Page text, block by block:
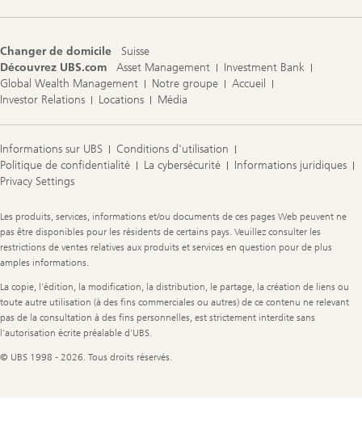
Changer de domicile
Suisse
Découvrez UBS.com
Asset Management
Investment Bank
Global Wealth Management
Notre groupe
Accueil
Investor Relations
Locations Média
Informations sur UBS
Conditions d'utilisation
Politique de confidentialité
La cybersécurité
Informations juridiques
Privacy Settings
Legal
Information
Les produits, services, informations et/ou documents de ces pages Web peuvent ne
pas être disponibles pour les résidents de certains pays. Veuillez consulter les
restrictions de ventes relatives aux produits et services en question pour de plus
amples informations.
La copie, l'édition, la modification, la distribution, le partage, la création de liens ou
toute autre utilisation (à des fins commerciales ou autres) de ce contenu ne relevant
pas de la consultation à des fins personnelles, est strictement interdite sans
l'autorisation écrite préalable d'UBS.
© UBS 1998 - 2026. Tous droits réservés.